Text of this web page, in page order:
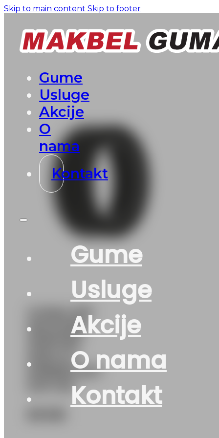
Skip to main content Skip to footer
Gume
Usluge
Akcije
O
nama
Kontakt
Gume
Usluge
Akcije
O nama
Kontakt
GUMA Z/P
MILEVER
MAX-U1
MW655 82T
DOT:25